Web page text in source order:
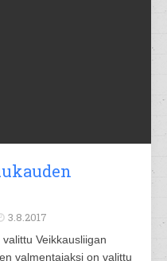
3.8.2017
Veikkausliigan
valmentajaksi on valittu